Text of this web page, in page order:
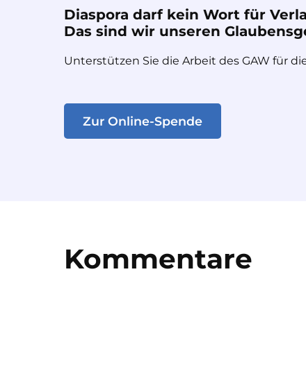
Diaspora darf kein Wort für
Das sind wir unseren
Unterstützen Sie die Arbeit des GAW für
Zur Online-Spende
Kommentare